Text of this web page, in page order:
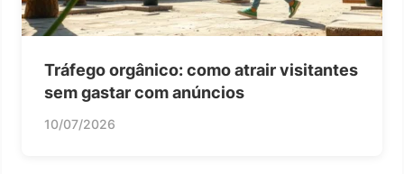
Tráfego orgânico: como atrair visitantes
sem gastar com anúncios
10/07/2026